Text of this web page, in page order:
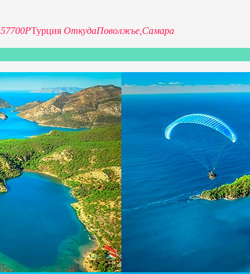
57700PТурция ОткудаПоволжье, Самара